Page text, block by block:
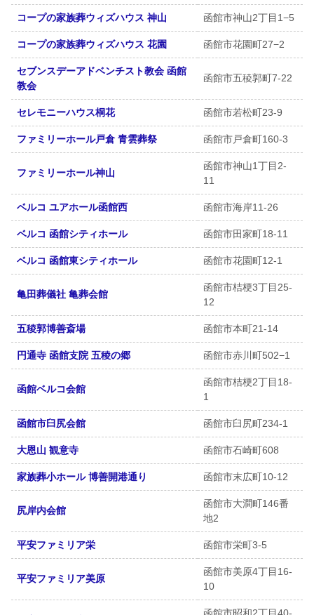
コープの家族葬ウィズハウス 神山 函館市神山2丁目1−5
コープの家族葬ウィズハウス 花園 函館市花園町27−2
セブンスデーアドベンチスト教会 函館
教会
函館市五稜郭町7-22
セレモニーハウス桐花 函館市若松町23-9
ファミリーホール戸倉 青雲葬祭 函館市戸倉町160-3
ファミリーホール神山
函館市神山1丁目2-
11
ベルコ ユアホール函館西 函館市海岸11-26
ベルコ 函館シティホール 函館市田家町18-11
ベルコ 函館東シティホール 函館市花園町12-1
亀田葬儀社 亀葬会館
函館市桔梗3丁目25-
12
五稜郭博善斎場 函館市本町21-14
円通寺 函館支院 五稜の郷 函館市赤川町502−1
函館ベルコ会館
函館市桔梗2丁目18-
1
函館市臼尻会館 函館市臼尻町234-1
大恩山 観意寺 函館市石崎町608
家族葬小ホール 博善開港通り 函館市末広町10-12
尻岸内会館
函館市大澗町146番
地2
平安ファミリア栄 函館市栄町3-5
平安ファミリア美原
函館市美原4丁目16-
10